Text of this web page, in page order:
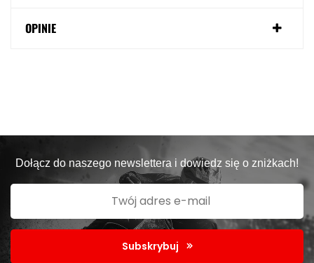
OPINIE
Dołącz do naszego newslettera i dowiedz się o zniżkach!
Subskrybuj